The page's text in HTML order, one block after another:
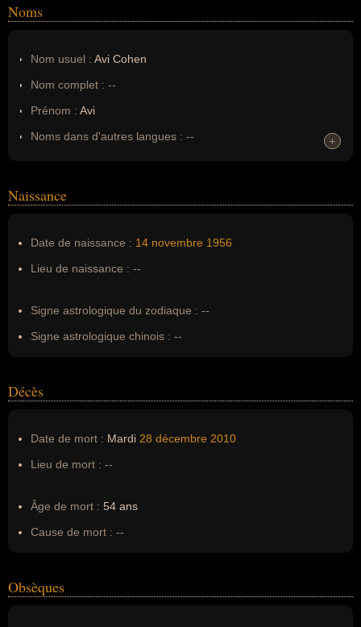
Noms
Nom usuel : Avi Cohen
Nom complet : --
Prénom : Avi
Noms dans d'autres langues : --
Nom de famille :Cohen
+
+
Naissance
Date de naissance : 14 novembre 1956
Lieu de naissance : --
Signe astrologique du zodiaque : --
Signe astrologique chinois : --
Décès
Date de mort : Mardi 28 décembre 2010
Lieu de mort : --
Âge de mort : 54 ans
Cause de mort : --
Obsèques